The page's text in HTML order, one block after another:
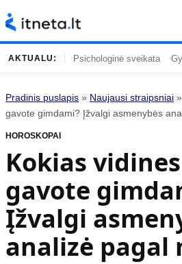
Turinys
Naujausi straipsniai
Gyvenimas
Mada
Mokslas
Namai ir interjeras
AKTUALU: Psichologinė sveikata
Pradinis puslapis » Naujausi straipsniai »
gavote gimdami? Įžvalgi asmenybės
HOROSKOPAI
Kokias
gavote
Įžvalgi
analizė pagal